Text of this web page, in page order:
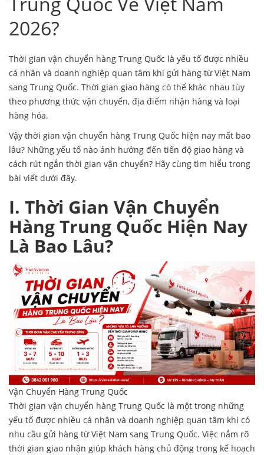
2026?
Thời gian vận chuyển hàng Trung Quốc là yếu tố được nhiều
cá nhân và doanh nghiệp quan tâm khi gửi hàng từ Việt Nam
sang Trung Quốc. Thời gian giao hàng có thể khác nhau tùy
theo phương thức vận chuyển, địa điểm nhận hàng và loại
hàng hóa.
Vậy thời gian vận chuyển hàng Trung Quốc hiện nay mất bao
lâu? Những yếu tố nào ảnh hưởng đến tiến độ giao hàng và
cách rút ngắn thời gian vận chuyển? Hãy cùng tìm hiểu trong
bài viết dưới đây.
I. Thời Gian Vận Chuyển
Hàng Trung Quốc Hiện Nay
Là Bao Lâu?
Vận Chuyển Hàng Trung Quốc
Thời gian vận chuyển hàng Trung Quốc là một trong những
yếu tố được nhiều cá nhân và doanh nghiệp quan tâm khi có
nhu cầu gửi hàng từ Việt Nam sang Trung Quốc. Việc nắm rõ
thời gian giao nhận giúp khách hàng chủ động trong kế hoạch